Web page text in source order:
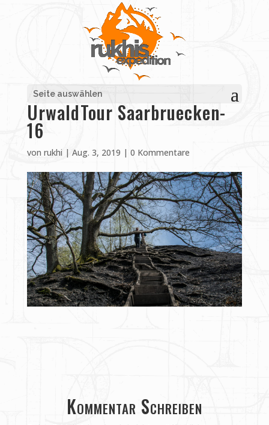
Seite auswählen
UrwaldTour Saarbruecken-
16
von rukhi| Aug. 3, 2019 | 0 Kommentare
Kommentar Schreiben